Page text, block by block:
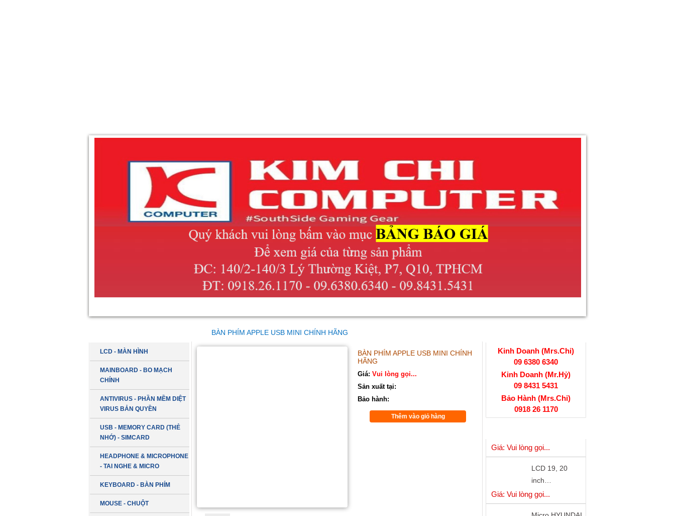
LCD - MÀN HÌNH
MAINBOARD - BO MẠCH
CHÍNH
ANTIVIRUS - PHẦN MỀM DIỆT
VIRUS BẢN QUYỀN
USB - MEMORY CARD (THẺ
NHỚ) - SIMCARD
HEADPHONE & MICROPHONE
- TAI NGHE & MICRO
KEYBOARD - BÀN PHÍM
MOUSE - CHUỘT
Kinh Doanh (Mrs.Chi)
09 6380 6340
Kinh Doanh (Mr.Hỷ)
09 8431 5431
Bảo Hành (Mrs.Chi)
0918 26 1170
Thẻ Nhớ SD
Kingston
LCD 19, 20
GOOD - giá cực
tốt
Giá: Vui lòng gọi...
Micro HYUNDAI
BÀN PHÍM APPLE USB MINI CHÍNH HÃNG
BÀN PHÍM APPLE USB MINI CHÍNH
HÃNG
Giá: Vui lòng gọi...
Sản xuất tại:
Bảo hành:
Thêm vào giỏ hàng